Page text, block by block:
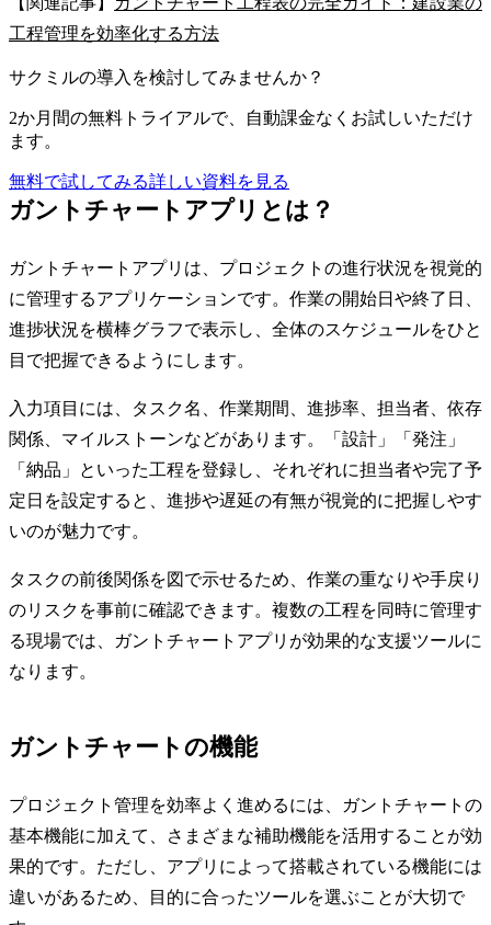
工程管理を効率化する方法
サクミルの導入を検討してみませんか？
2か月間の無料トライアルで、自動課金なくお試しいただけ
ます。
無料で試してみる詳しい資料を見る
ガントチャートアプリとは？
ガントチャートアプリは、プロジェクトの進行状況を視覚的
に管理するアプリケーションです。作業の開始日や終了日、
進捗状況を横棒グラフで表示し、全体のスケジュールをひと
目で把握できるようにします。
入力項目には、タスク名、作業期間、進捗率、担当者、依存
関係、マイルストーンなどがあります。「設計」「発注」
「納品」といった工程を登録し、それぞれに担当者や完了予
定日を設定すると、進捗や遅延の有無が視覚的に把握しやす
いのが魅力です。
タスクの前後関係を図で示せるため、作業の重なりや手戻り
のリスクを事前に確認できます。複数の工程を同時に管理す
る現場では、ガントチャートアプリが効果的な支援ツールに
なります。
ガントチャートの機能
プロジェクト管理を効率よく進めるには、ガントチャートの
基本機能に加えて、さまざまな補助機能を活用することが効
果的です。ただし、アプリによって搭載されている機能には
違いがあるため、目的に合ったツールを選ぶことが大切で